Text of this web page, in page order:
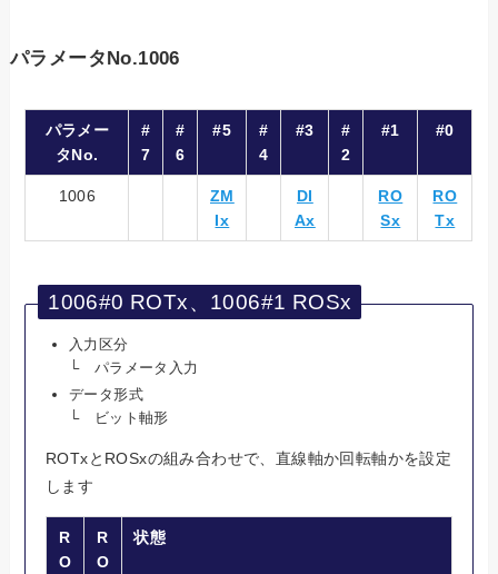
パラメータNo.1006
パラメー
タNo.
#
7
#
6
#5
#
4
#3
#
2
#1 #0
1006
ZM
Ix
DI
Ax
RO
Sx
RO
Tx
1006#0 ROTx、1006#1 ROSx
入力区分
└ パラメータ入力
データ形式
└ ビット軸形
ROTxとROSxの組み合わせで、直線軸か回転軸かを設定
します
R
O
R
O
状態